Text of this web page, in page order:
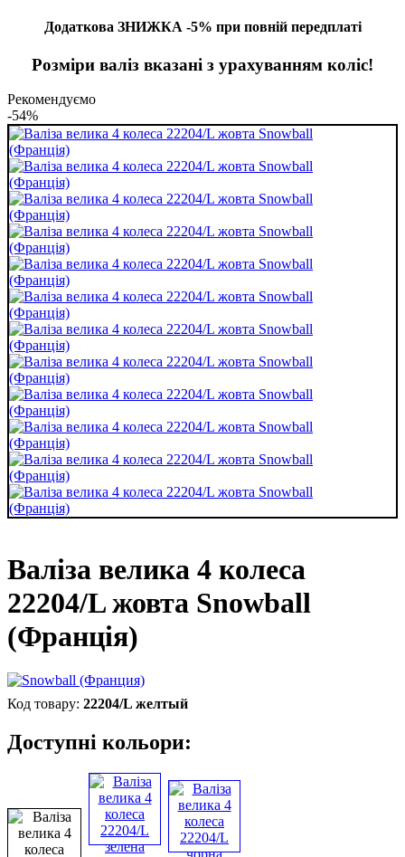
Додаткова ЗНИЖКА -5% при повній передплаті
Розміри валіз вказані з урахуванням коліс!
Рекомендуємо
-54%
Валіза велика 4 колеса
22204/L жовта Snowball
(Франція)
22204/L желтый
Доступні кольори: